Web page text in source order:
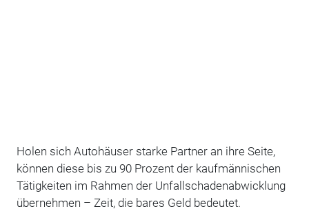
Holen sich Autohäuser starke Partner an ihre Seite,
können diese bis zu 90 Prozent der kaufmännischen
Tätigkeiten im Rahmen der Unfallschadenabwicklung
übernehmen – Zeit, die bares Geld bedeutet.